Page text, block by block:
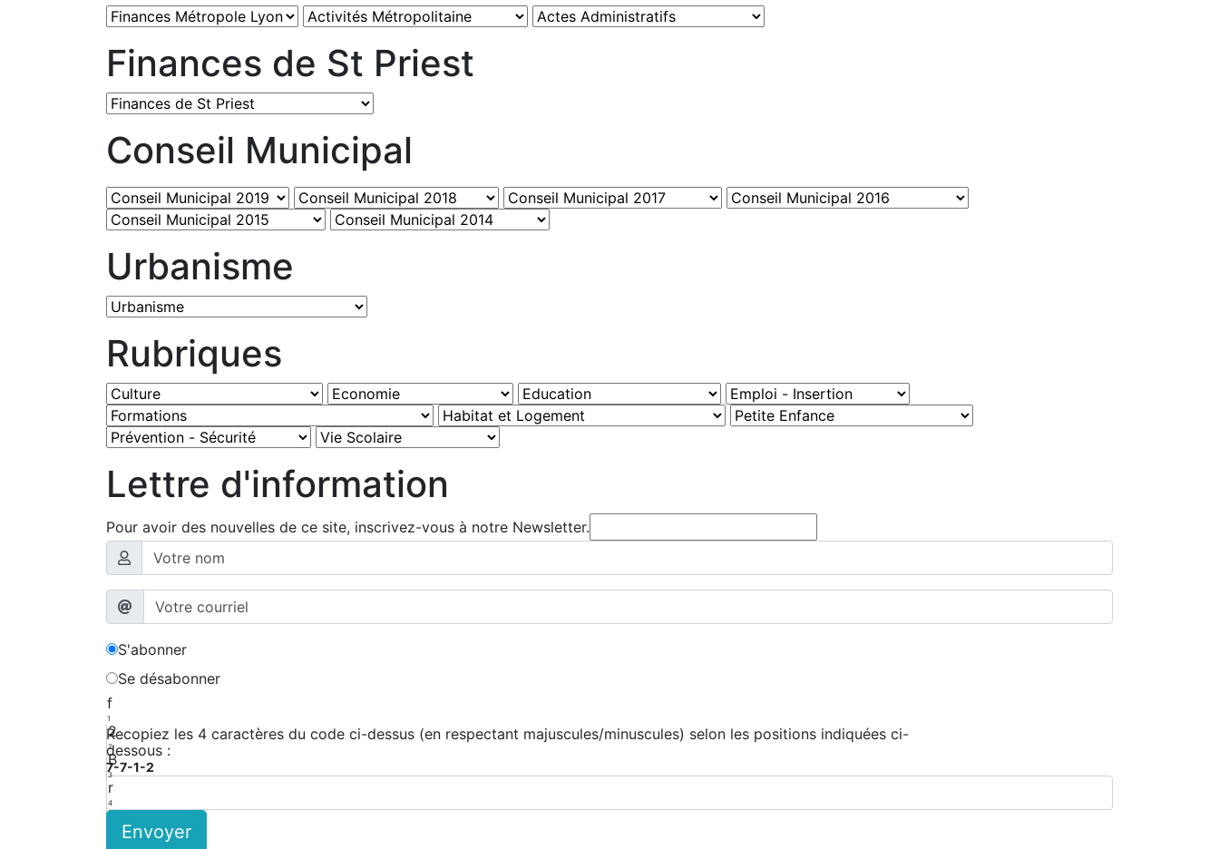
Finances de St Priest
Conseil Municipal
Urbanisme
Rubriques
Lettre d'information
Pour avoir des nouvelles de ce site, inscrivez-vous à notre Newsletter.
S'abonner
Se désabonner
f
1
2
2
B
3
r
4
Z
Recopiez les 4 caractères du code ci-dessus (en respectant majuscules/minuscules) selon les positions indiquées ci-
dessous :
7-7-1-2
Envoyer